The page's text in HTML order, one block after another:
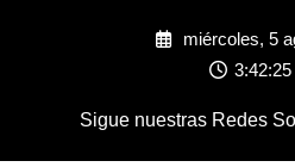
miércoles, 5
Sigue nuestras Redes